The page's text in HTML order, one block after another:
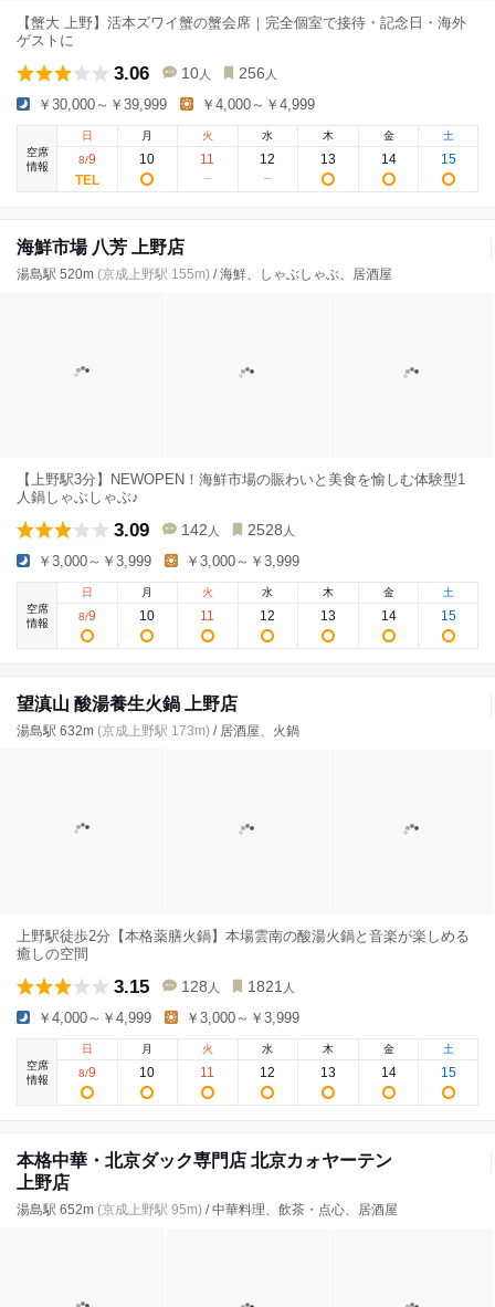
【蟹大 上野】活本ズワイ蟹の蟹会席｜完全個室で接待・記念日・海外
ゲストに
3.06 10 人 256 人
￥30,000～￥39,999 ￥4,000～￥4,999
空席
情報
日
8/9
月
10
火
11
水
12
木
13
金
14
土
15
海鮮市場 八芳 上野店
湯島駅 520m (京成上野駅 155m) / 海鮮、しゃぶしゃぶ、居酒屋
【上野駅3分】NEWOPEN！海鮮市場の賑わいと美食を愉しむ体験型1
人鍋しゃぶしゃぶ♪
3.09 142 人 2528 人
￥3,000～￥3,999 ￥3,000～￥3,999
空席
情報
日
8/9
月
10
火
11
水
12
木
13
金
14
土
15
望滇山 酸湯養生火鍋 上野店
湯島駅 632m (京成上野駅 173m) / 居酒屋、火鍋
上野駅徒歩2分【本格薬膳火鍋】本場雲南の酸湯火鍋と音楽が楽しめる
癒しの空間
3.15 128 人 1821 人
￥4,000～￥4,999 ￥3,000～￥3,999
空席
情報
日
8/9
月
10
火
11
水
12
木
13
金
14
土
15
本格中華・北京ダック専門店 北京カォヤーテン
上野店
湯島駅 652m (京成上野駅 95m) / 中華料理、飲茶・点心、居酒屋